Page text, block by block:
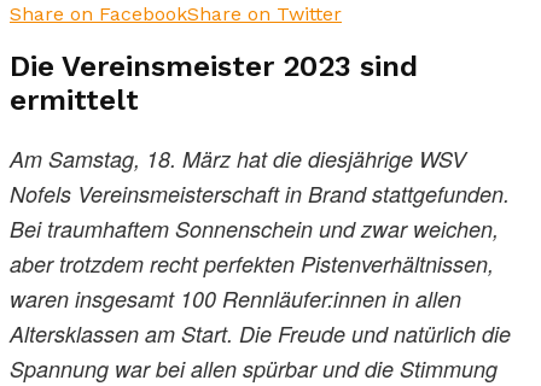
Share on FacebookShare on Twitter
Die Vereinsmeister 2023 sind
ermittelt
Am Samstag, 18. März hat die diesjährige WSV
Nofels Vereinsmeisterschaft in Brand stattgefunden.
Bei traumhaftem Sonnenschein und zwar weichen,
aber trotzdem recht perfekten Pistenverhältnissen,
waren insgesamt 100 Rennläufer:innen in allen
Altersklassen am Start. Die Freude und natürlich die
Spannung war bei allen spürbar und die Stimmung